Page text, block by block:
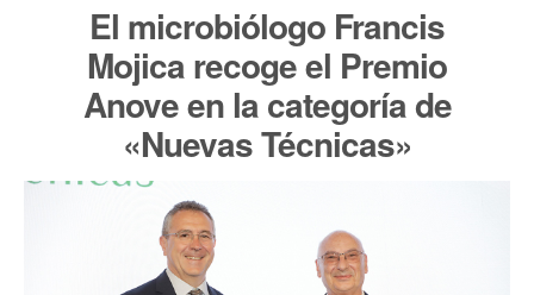
El microbiólogo Francis
Mojica recoge el Premio
Anove en la categoría de
«Nuevas Técnicas»